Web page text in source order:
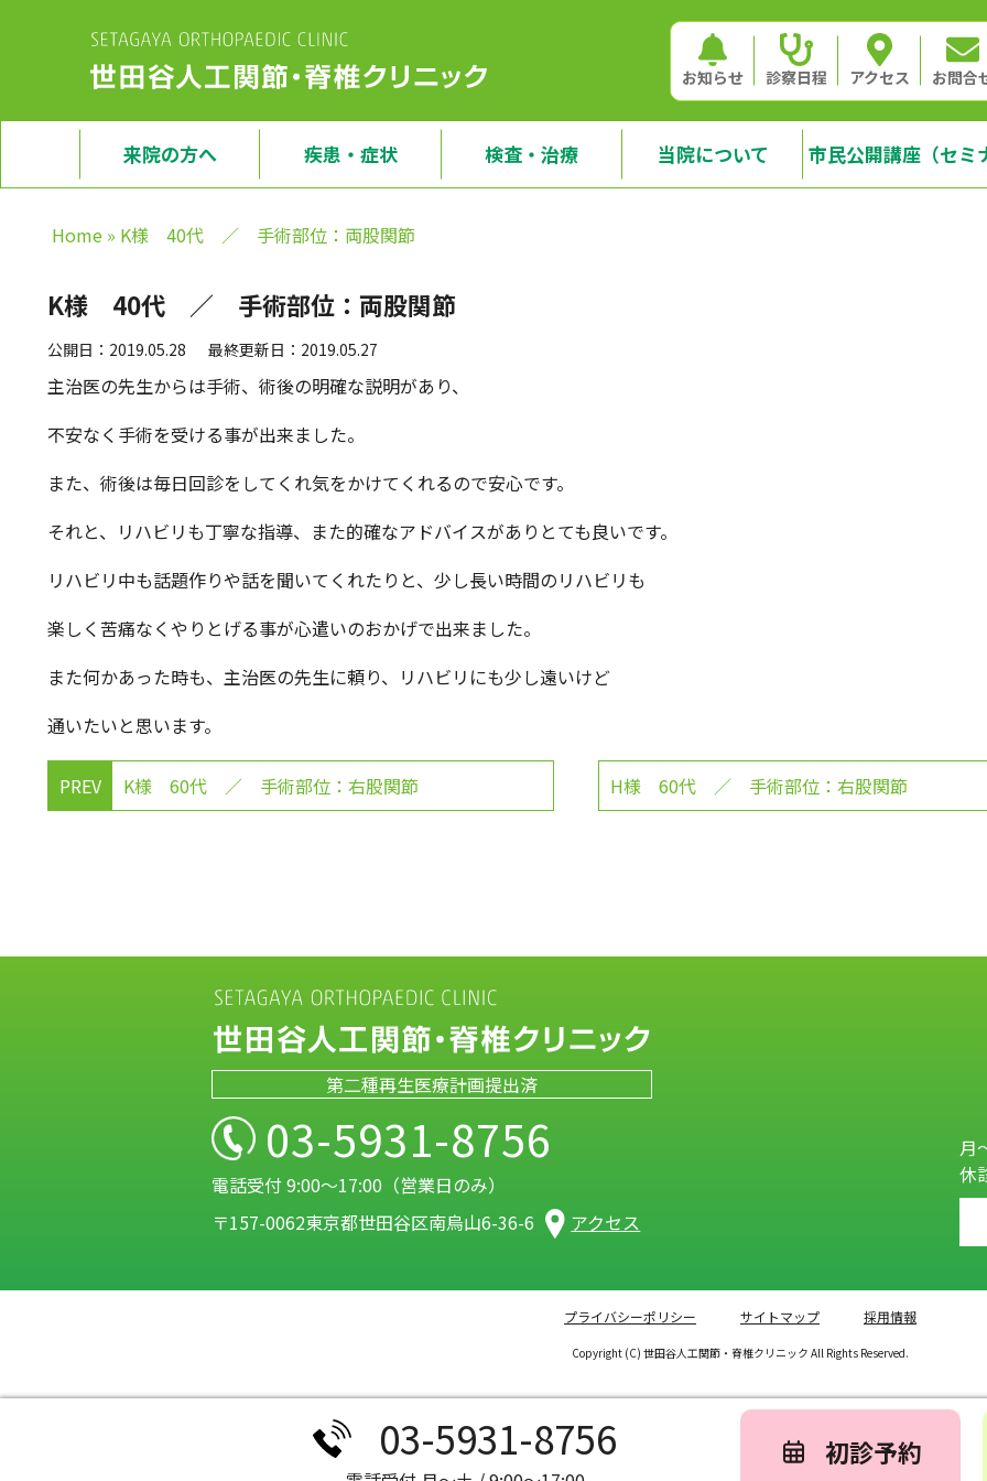
お知らせ 診察日程 アクセス お問合
来院の方へ 疾患・症状 検査・治療 当院について 市民公開講座（セミ
Home » K様 40代 ／ 手術部位：両股関節
K様 40代 ／ 手術部位：両股関節
公開日：2019.05.28 最終更新日：2019.05.27
主治医の先生からは手術、術後の明確な説明があり、
不安なく手術を受ける事が出来ました。
また、術後は毎日回診をしてくれ気をかけてくれるので安心です。
それと、リハビリも丁寧な指導、また的確なアドバイスがありとても良いです。
リハビリ中も話題作りや話を聞いてくれたりと、少し長い時間のリハビリも
楽しく苦痛なくやりとげる事が心遣いのおかげで出来ました。
また何かあった時も、主治医の先生に頼り、リハビリにも少し遠いけど
通いたいと思います。
PREV K様 60代 ／ 手術部位：右股関節 H様 60代 ／ 手術部位：右股関節
第二種再生医療計画提出済
03-5931-8756
電話受付 9:00～17:00（営業日のみ）
〒157-0062東京都世田谷区南烏山6-36-6
アクセス
月
休
プライバシーポリシー サイトマップ 採用情報
Copyright (C) 世田谷人工関節・脊椎クリニック All Rights Reserved.
03-5931-8756 初診予約